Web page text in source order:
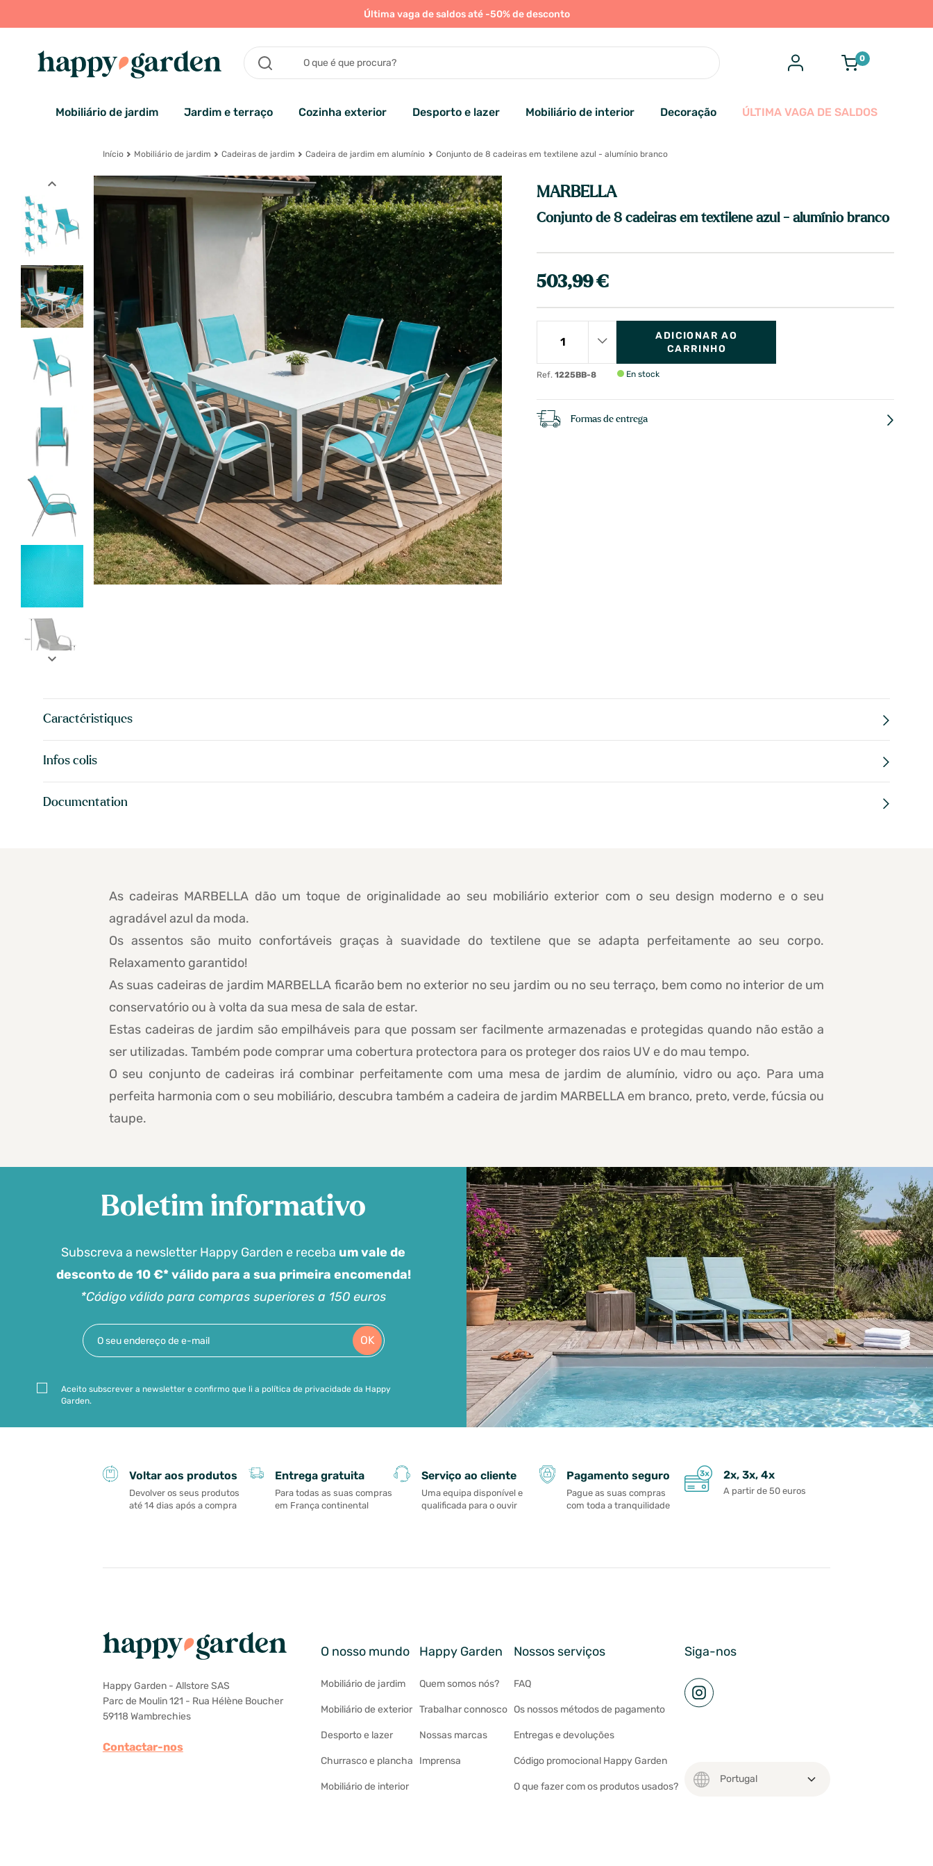
Última vaga de saldos até -50% de desconto
0
Mobiliário de jardim Jardim e terraço Cozinha exterior Desporto e lazer Mobiliário de interior Decoração ÚLTIMA VAGA DE SALDOS
Início Mobiliário de jardim Cadeiras de jardim Cadeira de jardim em alumínio Conjunto de 8 cadeiras em textilene azul - alumínio branco
expand_less
expand_more
MARBELLA
Conjunto de 8 cadeiras em textilene azul - alumínio branco
503,99 €
Ref.1225BB-8
ADICIONAR AO
CARRINHO
En stock
Formas de entrega
Caractéristiques
Infos colis
Documentation
As cadeiras MARBELLA dão um toque de originalidade ao seu mobiliário exterior com o seu design moderno e o seu
agradável azul da moda.
Os assentos são muito confortáveis graças à suavidade do textilene que se adapta perfeitamente ao seu corpo.
Relaxamento garantido!
As suas cadeiras de jardim MARBELLA ficarão bem no exterior no seu jardim ou no seu terraço, bem como no interior de um
conservatório ou à volta da sua mesa de sala de estar.
Estas cadeiras de jardim são empilháveis para que possam ser facilmente armazenadas e protegidas quando não estão a
ser utilizadas. Também pode comprar uma cobertura protectora para os proteger dos raios UV e do mau tempo.
O seu conjunto de cadeiras irá combinar perfeitamente com uma mesa de jardim de alumínio, vidro ou aço. Para uma
perfeita harmonia com o seu mobiliário, descubra também a cadeira de jardim MARBELLA em branco, preto, verde, fúcsia ou
taupe.
Boletim informativo
Subscreva a newsletter Happy Garden e receba um vale de
desconto de 10 €* válido para a sua primeira encomenda!
*Código válido para compras superiores a 150 euros
OK
Aceito subscrever a newsletter e confirmo que li a política de privacidade da Happy
Garden.
Voltar aos produtos
Devolver os seus produtos
até 14 dias após a compra
Entrega gratuita
Para todas as suas compras
em França continental
Serviço ao cliente
Uma equipa disponível e
qualificada para o ouvir
Pagamento seguro
Pague as suas compras
com toda a tranquilidade
2x, 3x, 4x
A partir de 50 euros
Happy Garden - Allstore SAS
Parc de Moulin 121 - Rua Hélène Boucher
59118 Wambrechies
Contactar-nos
O nosso mundo
Mobiliário de jardim
Mobiliário de exterior
Desporto e lazer
Churrasco e plancha
Mobiliário de interior
Happy Garden
Quem somos nós?
Trabalhar connosco
Nossas marcas
Imprensa
Nossos serviços
FAQ
Os nossos métodos de pagamento
Entregas e devoluções
Código promocional Happy Garden
O que fazer com os produtos usados?
Siga-nos